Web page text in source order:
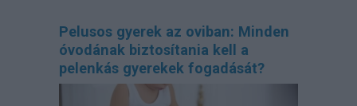
Pelusos gyerek az oviban: Minden
óvodának biztosítania kell a
pelenkás gyerekek fogadását?